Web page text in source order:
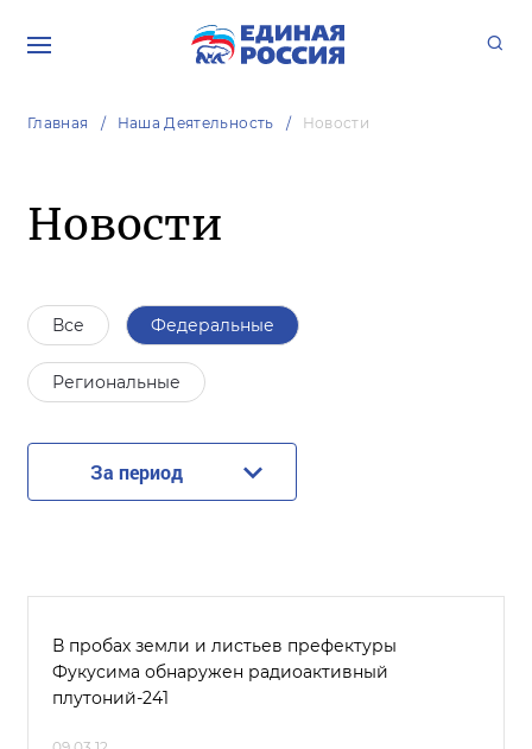
Главная Наша Деятельность Новости
Новости
Все Федеральные
Региональные
За период
В пробах земли и листьев префектуры
Фукусима обнаружен радиоактивный
плутоний-241